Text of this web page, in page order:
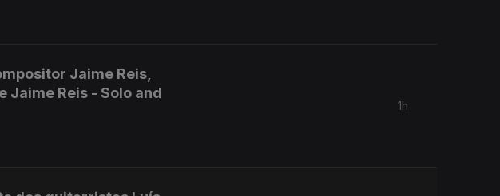
Jaime Reis,
Jaime Reis - Solo and
1h